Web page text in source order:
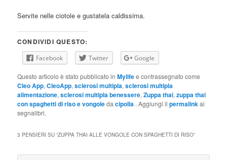
Servite nelle ciotole e gustatela caldissima.
CONDIVIDI QUESTO:
Facebook Twitter Google
Questo articolo è stato pubblicato inMylifee contrassegnato come
Cleo App,CleoApp,sclerosi multipla,sclerosi multipla
alimentazione,sclerosi multipla benessere,Zuppa thai,zuppa thai
con spaghetti di riso e vongoledacipolla . Aggiungi ilpermalink ai
segnalibri.
3 PENSIERI SU “ZUPPA THAI ALLE VONGOLE CON SPAGHETTI DI RISO”